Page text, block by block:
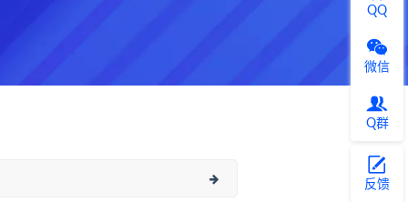
QQ
微信
Q群
反馈